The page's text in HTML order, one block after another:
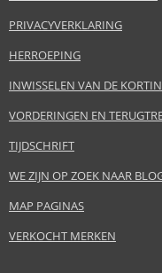
PRIVACYVERKLARING
HERROEPING
INWISSELEN VAN DE
VORDERINGEN EN
TIJDSCHRIFT
WE ZIJN OP ZOEK NAAR
MAP PAGINAS
VERKOCHT MERKEN